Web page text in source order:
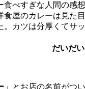
べすぎな人間の
屋のカレーは見
カツは分厚くてサ
だいだ
」とお店の名前がつ